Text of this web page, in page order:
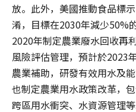
放。此外，美國推動食品標
淆，目標在2030年減少50%
2020年制定農業廢水回收再
風險評估管理，預計於2023
農業補助，研發有效用水及
也制定農業用水政策改革，
跨區用水衝突、水資源管理